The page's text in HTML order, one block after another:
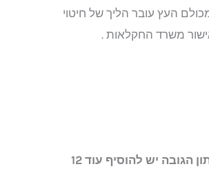
העץ עובר הליך של חיטוי
משרד החקלאות .
על נתון הגובה יש להוסיף עוד 12